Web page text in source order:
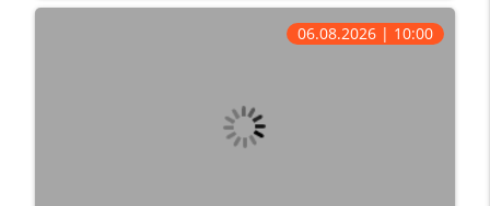
06.08.2026 | 10:00